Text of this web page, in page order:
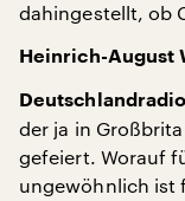
dahingestellt, ob
Heinrich-August
der ja in
gefeiert. Worauf
ungewöhnlich ist